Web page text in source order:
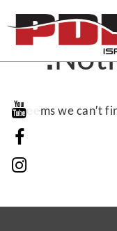
It seems we can’t